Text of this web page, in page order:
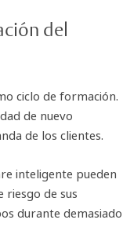
del
ciclo de formación.
de nuevo
de los clientes.
inteligente pueden
de sus
durante demasiado